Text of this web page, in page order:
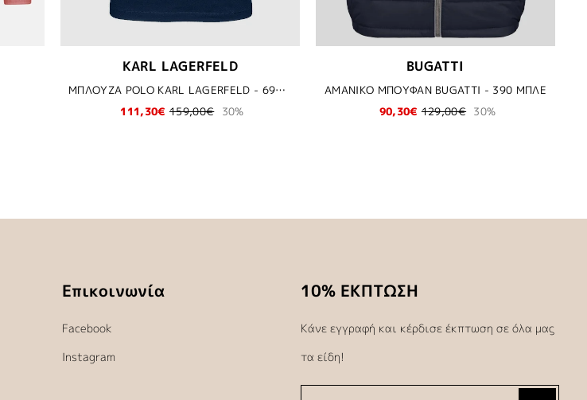
KARL LAGERFELD
ΜΠΛΟΥΖΑ POLO KARL LAGERFELD - 690 ΜΠΛΕ
111,30€ 159,00€ 30%
BUGATTI
ΑΜΑΝΙΚΟ ΜΠΟΥΦΑΝ BUGATTI - 390 ΜΠΛΕ
90,30€ 129,00€ 30%
Επικοινωνία
Facebook
Instagram
10% ΕΚΠΤΩΣΗ
Κάνε εγγραφή και κέρδισε έκπτωση σε όλα μας
τα είδη!